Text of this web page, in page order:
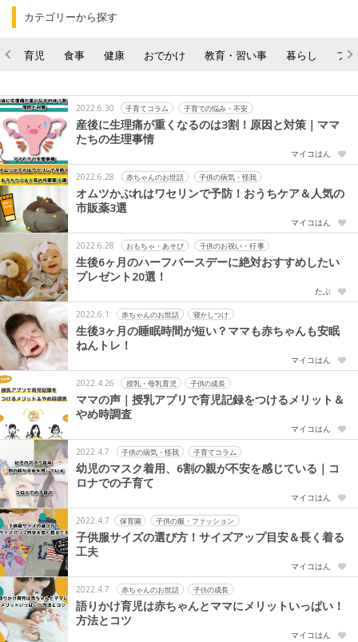
カテゴリーから探す
育児 食事 健康 おでかけ 教育・習い事 暮らし フ
2022.6.30 子育てコラム 子育ての悩み・不安
産後に生理痛が重くなるのは3割！原因と対策｜ママ
たちの生理事情
マイコはん
2022.6.28 赤ちゃんのお世話 子供の病気・怪我
オムツかぶれはワセリンで予防！おうちケア＆人気の
市販薬3選
マイコはん
2022.6.28 おもちゃ・あそび 子供のお祝い・行事
生後6ヶ月のハーフバースデーに絶対おすすめしたい
プレゼント20選！
たぶ
2022.6.1 赤ちゃんのお世話 寝かしつけ
生後3ヶ月の睡眠時間が短い？ママも赤ちゃんも安眠
ねんトレ！
マイコはん
2022.4.26 授乳・母乳育児 子供の成長
ママの声｜授乳アプリで育児記録をつけるメリット＆
やめ時調査
マイコはん
2022.4.7 子供の病気・怪我 子育てコラム
幼児のマスク着用、6割の親が不安を感じている｜コ
ロナでの子育て
マイコはん
2022.4.7 保育園 子供の服・ファッション
子供服サイズの選び方！サイズアップ目安＆長く着る
工夫
マイコはん
2022.4.7 赤ちゃんのお世話 子供の成長
語りかけ育児は赤ちゃんとママにメリットいっぱい！
方法とコツ
マイコはん